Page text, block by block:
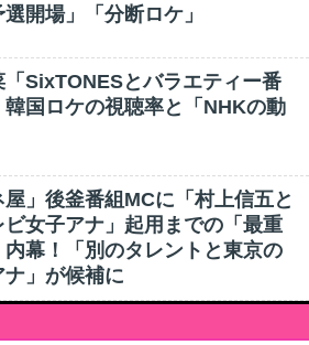
開場」「分断ロケ」
「SixTONESとバラエティー番
韓国ロケの視聴率と「NHKの動
屋」後釜番組MCに「村上信五と
ビ女子アナ」起用までの「最重
内幕！「別のタレントと東京の
ナ」が候補に